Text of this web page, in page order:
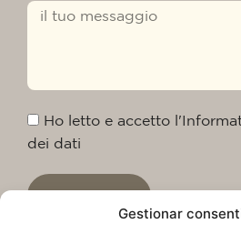
Gestionar
Ho letto e accetto
dei dati